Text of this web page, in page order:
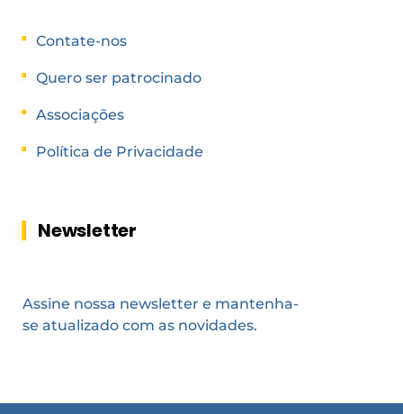
Contate-nos
Quero ser patrocinado
Associações
Política de Privacidade
Newsletter
Assine nossa newsletter e mantenha-
se atualizado com as novidades.